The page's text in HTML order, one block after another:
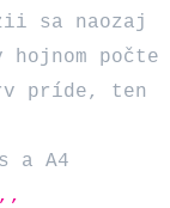
sa naozaj
hojnom počte
príde, ten
a A4